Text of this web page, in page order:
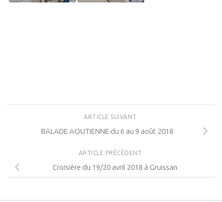
ARTICLE SUIVANT
BALADE AOUTIENNE du 6 au 9 août 2018
ARTICLE PRÉCÉDENT
Croisière du 19/20 avril 2018 à Gruissan